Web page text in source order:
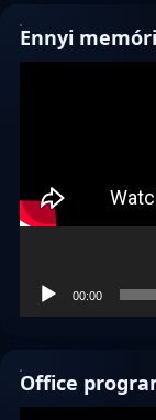
Ennyi
00:00
Office